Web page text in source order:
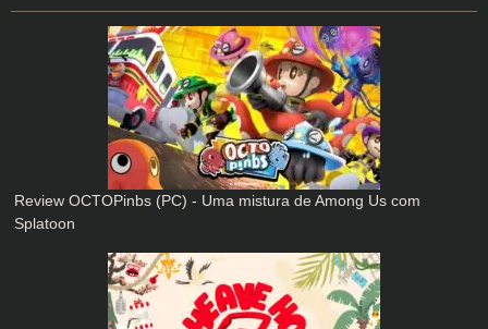
Review OCTOPinbs (PC) - Uma mistura de Among Us com
Splatoon